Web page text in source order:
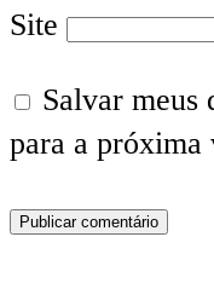
Site
Salvar meus
para a próxima